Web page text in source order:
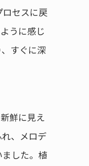
ロセスに戻
うに感じ
すぐに深
鮮に見え
、メロデ
した。植